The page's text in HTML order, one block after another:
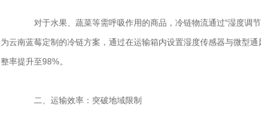
对于水果、蔬菜等需呼吸作用的商品，冷链物流通过“湿度调
为云南蓝莓定制的冷链方案，通过在运输箱内设置湿度传感器与微型
整率提升至98%。
二、运输效率：突破地域限制